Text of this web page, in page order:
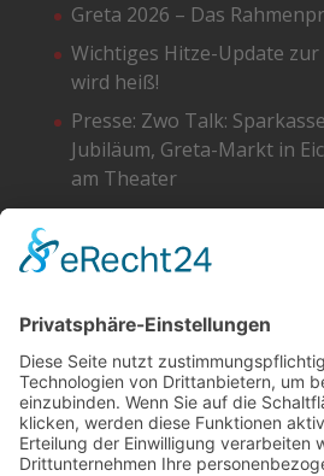
Greta 2026 – Das
Wichtiges Hitze-Update zur
wird heiß!
Presse: Zwo Talk:
Jubiläum, Greta-Markt in
am Theater
Greta 2026 – Die
Facebook
Instagram
SoundCloud
YouTube
Cookie-